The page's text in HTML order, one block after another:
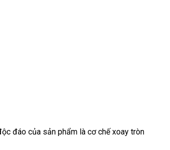
đáo lắp
của sản phẩm là cơ chế xoay tròn